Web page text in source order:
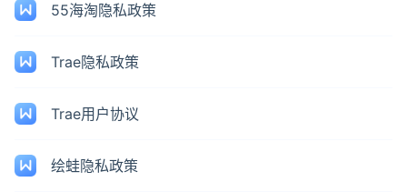
55海淘隐私政策
Trae隐私政策
Trae用户协议
绘蛙隐私政策